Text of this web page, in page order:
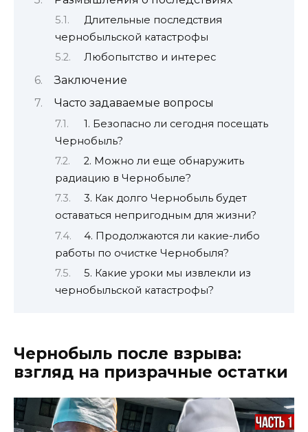
Длительные последствия
чернобыльской катастрофы
Любопытство и интерес
Заключение
Часто задаваемые вопросы
1. Безопасно ли сегодня посещать
Чернобыль?
2. Можно ли еще обнаружить
радиацию в Чернобыле?
3. Как долго Чернобыль будет
оставаться непригодным для жизни?
4. Продолжаются ли какие-либо
работы по очистке Чернобыля?
5. Какие уроки мы извлекли из
чернобыльской катастрофы?
Чернобыль после взрыва:
взгляд на призрачные остатки